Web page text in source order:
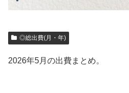
◎総出費(月・年)
2026年5月の出費まとめ。